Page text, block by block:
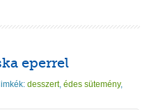
eperrel
desszert, édes sütemény,